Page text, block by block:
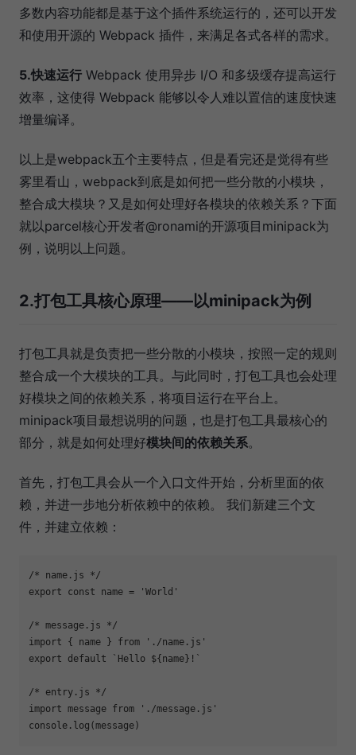
多数内容功能都是基于这个插件系统运行的，还可以开发
和使用开源的 Webpack 插件，来满足各式各样的需求。
5.快速运行 Webpack 使用异步 I/O 和多级缓存提高运行
效率，这使得 Webpack 能够以令人难以置信的速度快速
增量编译。
以上是webpack五个主要特点，但是看完还是觉得有些
雾里看山，webpack到底是如何把一些分散的小模块，
整合成大模块？又是如何处理好各模块的依赖关系？下面
就以parcel核心开发者@ronami的开源项目minipack为
例，说明以上问题。
2.打包工具核心原理——以minipack为例
打包工具就是负责把一些分散的小模块，按照一定的规则
整合成一个大模块的工具。与此同时，打包工具也会处理
好模块之间的依赖关系，将项目运行在平台上。
minipack项目最想说明的问题，也是打包工具最核心的
部分，就是如何处理好模块间的依赖关系。
首先，打包工具会从一个入口文件开始，分析里面的依
赖，并进一步地分析依赖中的依赖。 我们新建三个文
件，并建立依赖：
export const name = 'World'
/* message.js */
import { name } from
'./name.js'
export default `Hello ${name} !`
/* entry.js */
import message from
'./message.js'